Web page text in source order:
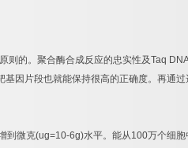
则的。聚合酶合成反应的忠实性及Taq
因片段也就能保持很高的正确度。再通
到微克(ug=10-6g)水平。能从100万个细胞